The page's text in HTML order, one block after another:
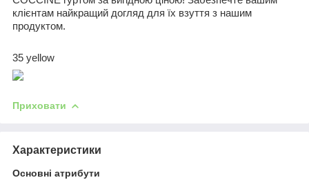
клієнтам найкращий догляд для їх взуття з нашим
продуктом.
35 yellow
Приховати
Характеристики
Основні атрибути